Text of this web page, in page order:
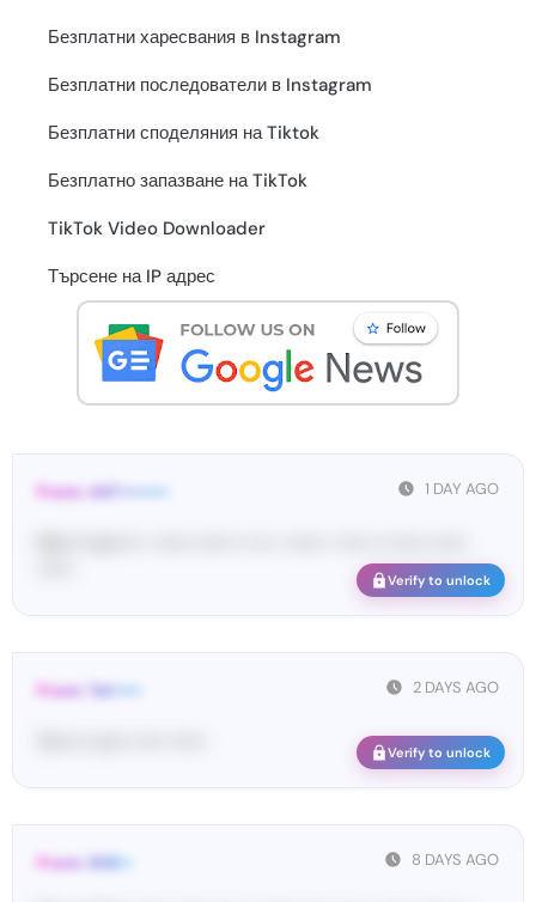
Безплатни харесвания в Instagram
Безплатни последователи в Instagram
Безплатни споделяния на Tiktok
Безплатно запазване на TikTok
TikTok Video Downloader
Търсене на IP адрес
1 DAY AGO
From: 447••••••••
Verify to unlock
2 DAYS AGO
From: Tel•••••
Verify to unlock
8 DAYS AGO
From: SHE••